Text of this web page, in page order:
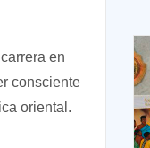
en
consciente
oriental.